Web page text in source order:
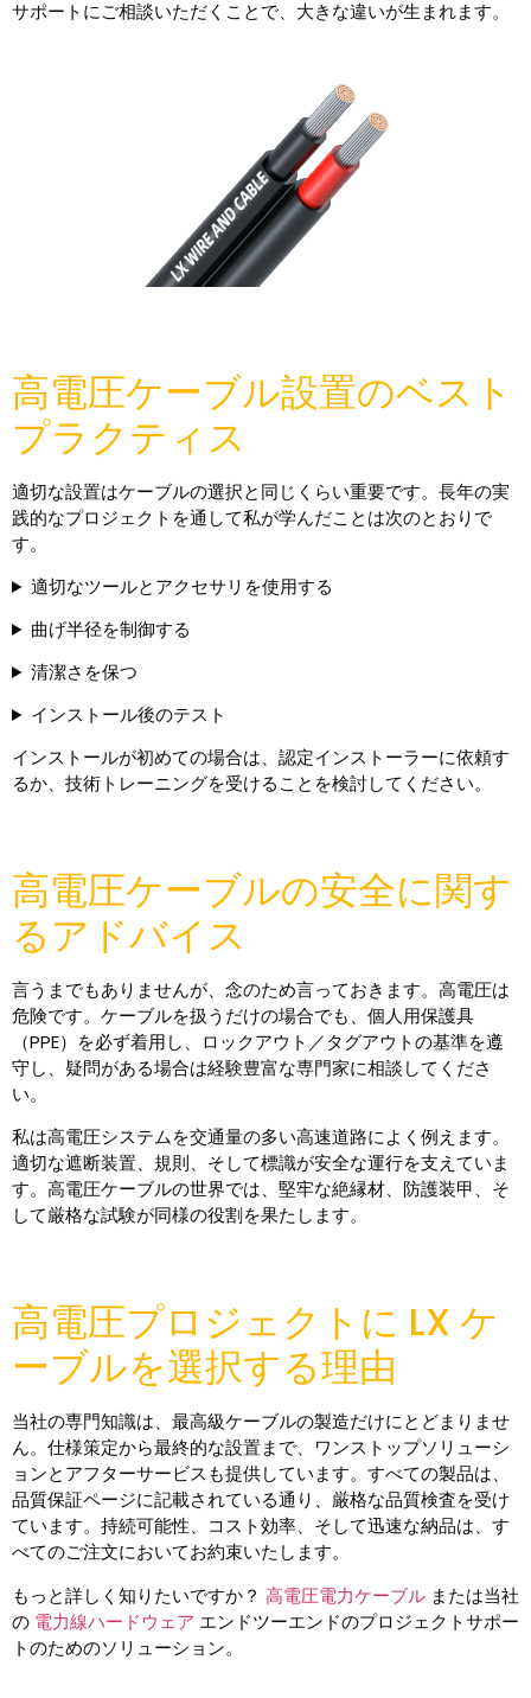
サポートにご相談いただくことで、大きな違いが生まれます。
高電圧ケーブル設置のベスト
プラクティス
適切な設置はケーブルの選択と同じくらい重要です。長年の実
践的なプロジェクトを通して私が学んだことは次のとおりで
す。
適切なツールとアクセサリを使用する
曲げ半径を制御する
清潔さを保つ
インストール後のテスト
インストールが初めての場合は、認定インストーラーに依頼す
るか、技術トレーニングを受けることを検討してください。
高電圧ケーブルの安全に関す
るアドバイス
言うまでもありませんが、念のため言っておきます。高電圧は
危険です。ケーブルを扱うだけの場合でも、個人用保護具
（PPE）を必ず着用し、ロックアウト／タグアウトの基準を遵
守し、疑問がある場合は経験豊富な専門家に相談してくださ
い。
私は高電圧システムを交通量の多い高速道路によく例えます。
適切な遮断装置、規則、そして標識が安全な運行を支えていま
す。高電圧ケーブルの世界では、堅牢な絶縁材、防護装甲、そ
して厳格な試験が同様の役割を果たします。
高電圧プロジェクトに LX ケ
ーブルを選択する理由
当社の専門知識は、最高級ケーブルの製造だけにとどまりませ
ん。仕様策定から最終的な設置まで、ワンストップソリューシ
ョンとアフターサービスも提供しています。すべての製品は、
品質保証ページに記載されている通り、厳格な品質検査を受け
ています。持続可能性、コスト効率、そして迅速な納品は、す
べてのご注文においてお約束いたします。
もっと詳しく知りたいですか？ 高電圧電力ケーブル または当社
の 電力線ハードウェア エンドツーエンドのプロジェクトサポー
トのためのソリューション。